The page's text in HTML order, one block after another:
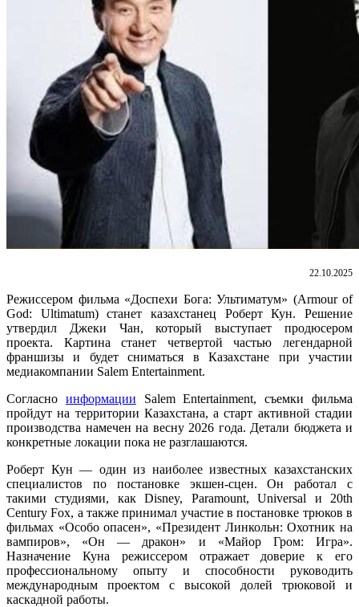
22.10.2025
Режиссером фильма «Доспехи Бога: Ультиматум» (Armour of
God: Ultimatum) станет казахстанец Роберт Кун. Решение
утвердил Джеки Чан, который выступает продюсером
проекта. Картина станет четвертой частью легендарной
франшизы и будет сниматься в Казахстане при участии
медиакомпании Salem Entertainment.
Согласно информации Salem Entertainment, съемки фильма
пройдут на территории Казахстана, а старт активной стадии
производства намечен на весну 2026 года. Детали бюджета и
конкретные локации пока не разглашаются.
Роберт Кун — один из наиболее известных казахстанских
специалистов по постановке экшен-сцен. Он работал с
такими студиями, как Disney, Paramount, Universal и 20th
Century Fox, а также принимал участие в постановке трюков в
фильмах «Особо опасен», «Президент Линкольн: Охотник на
вампиров», «Он — дракон» и «Майор Гром: Игра».
Назначение Куна режиссером отражает доверие к его
профессиональному опыту и способности руководить
международным проектом с высокой долей трюковой и
каскадной работы.